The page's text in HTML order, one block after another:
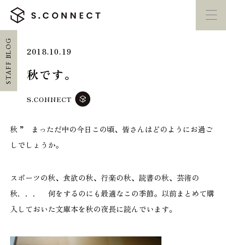
HOME
ホーム
CONCEPT
エスコネについて
施工実績
家づくり勉強会
STAFF BLOG 2018.10.19
秋です。
S.CONNECT
秋 ” まっただ中の今日この頃、皆さんはどのようにお過ご
しでしょうか。
スポーツの秋、食欲の秋、行楽の秋、読書の秋、芸術の
秋．．． 何をするのにも最適なこの季節。以前まとめて購
入しておいた文庫本を秋の夜長に読んでいます。